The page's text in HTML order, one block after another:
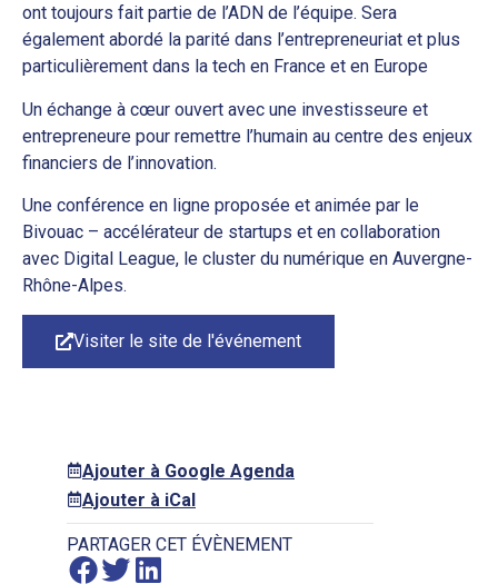
ont toujours fait partie de l’ADN de l’équipe. Sera
également abordé la parité dans l’entrepreneuriat et plus
particulièrement dans la tech en France et en Europe
Un échange à cœur ouvert avec une investisseure et
entrepreneure pour remettre l’humain au centre des enjeux
financiers de l’innovation.
Une conférence en ligne proposée et animée par le
Bivouac – accélérateur de startups et en collaboration
avec Digital League, le cluster du numérique en Auvergne-
Rhône-Alpes.
Visiter le site de l'événement
Ajouter à Google Agenda
Ajouter à iCal
PARTAGER CET ÉVÈNEMENT